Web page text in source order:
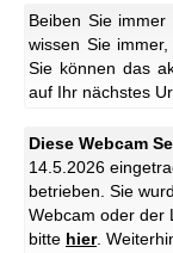
Beiben Sie
wissen Sie
Sie können das
auf Ihr nächstes
Diese Webcam
14.5.2026
betrieben. Sie
Webcam oder der
bitte hier.